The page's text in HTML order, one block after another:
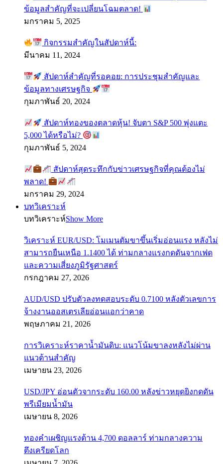
ข้อมูลสำคัญที่จะเปลี่ยนโฉมตลาด!
มกราคม 5, 2025
กิจกรรมสำคัญในสัปดาห์นี้:
มีนาคม 11, 2024
สัปดาห์สำคัญที่รอคอย: การประชุมสำคัญและ
ข้อมูลทางเศรษฐกิจ
กุมภาพันธ์ 20, 2024
สัปดาห์ทองของตลาดหุ้น! จับตา S&P 500 พุ่งแตะ
5,000 ได้หรือไม่?
กุมภาพันธ์ 5, 2024
สัปดาห์สุดระทึกกับข่าวเศรษฐกิจที่คุณต้องไม่
พลาด!
มกราคม 29, 2024
บทวิเคราะห์
บทวิเคราะห์Show More
วิเคราะห์ EUR/USD: โมเมนตัมขาขึ้นเริ่มอ่อนแรง หลังไม่
สามารถยืนเหนือ 1.1400 ได้ ท่ามกลางแรงกดดันจากเฟด
และความเสี่ยงภูมิรัฐศาสตร์
กรกฎาคม 27, 2026
AUD/USD ปรับตัวลงทดสอบระดับ 0.7100 หลังตัวเลขการ
จ้างงานออสเตรเลียอ่อนแอกว่าคาด
พฤษภาคม 21, 2026
การวิเคราะห์ราคาน้ำมันดิบ: แนวโน้มขาลงหลังไม่ผ่าน
แนวต้านสำคัญ
เมษายน 23, 2026
USD/JPY อ่อนตัวจากระดับ 160.00 หลังข่าวหยุดยิงกดดัน
พรีเมียมน้ำมัน
เมษายน 8, 2026
ทองคำเผชิญแรงต้าน 4,700 ดอลลาร์ ท่ามกลางความ
ตึงเครียดโลก